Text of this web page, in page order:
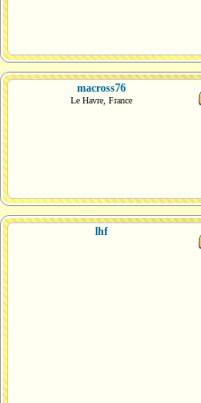
macross76
Le Havre, France
lhf